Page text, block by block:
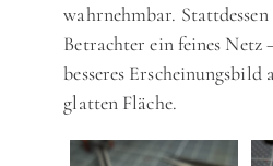
wahrnehmbar.
Betrachter ein feines Netz
besseres Erscheinungsbild
glatten Fläche.